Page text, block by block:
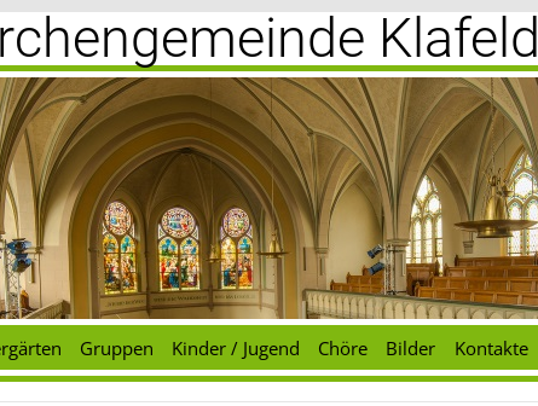
Klafeld
Gruppen Kinder / Jugend Chöre Bilder Kontakte